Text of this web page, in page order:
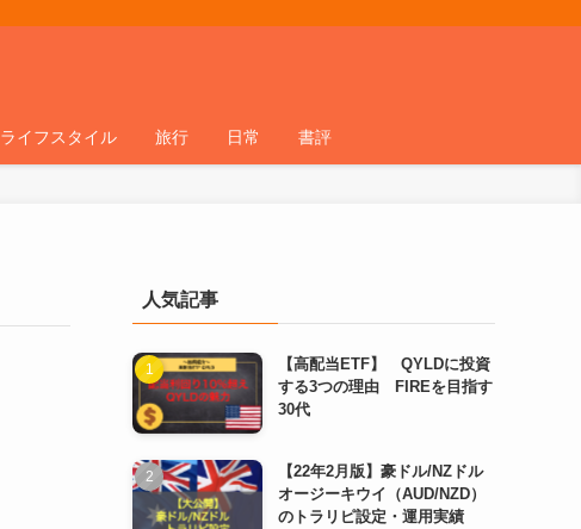
ライフスタイル 旅行 日常 書評
人気記事
【高配当ETF】 QYLDに投資
する3つの理由 FIREを目指す
30代
【22年2月版】豪ドル/NZドル
オージーキウイ（AUD/NZD）
のトラリピ設定・運用実績